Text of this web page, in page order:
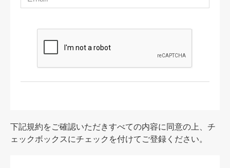
下記規約をご確認いただきすべての内容に同意の上、チ
ェックボックスにチェックを付けてご登録ください。